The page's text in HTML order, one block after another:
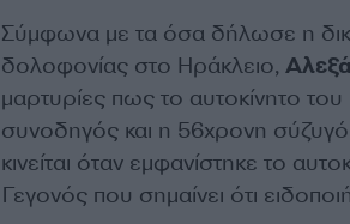
Σύμφωνα με τα όσα δήλωσε η
δολοφονίας στο Ηράκλειο,
μαρτυρίες πως το αυτοκίνητο
συνοδηγός και η 56χρονη
κινείται όταν εμφανίστηκε το
Γεγονός που σημαίνει ότι